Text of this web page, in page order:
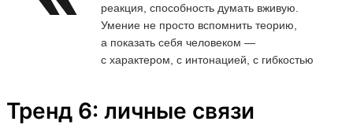
реакция, способность думать вживую.
Умение не просто вспомнить теорию,
а показать себя человеком —
с характером, с интонацией, с гибкостью
Тренд 6: личные связи